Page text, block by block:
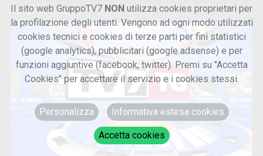
Il sito web GruppoTV7 NON utilizza cookies proprietari per
la profilazione degli utenti. Vengono ad ogni modo utilizzati
cookies tecnici e cookies di terze parti per fini statistici
(google analytics), pubblicitari (google adsense) e per
funzioni aggiuntive (facebook, twitter). Premi su "Accetta
Cookies" per accettare il servizio e i cookies stessi.
Personalizza Informativa estesa cookies
Accetta cookies